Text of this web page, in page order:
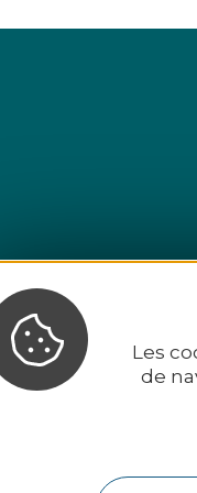
Les
de
Breizh
- Tél. 02